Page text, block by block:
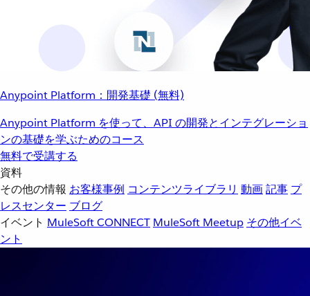
Anypoint Platform：開発基礎 (無料)
Anypoint Platform を使って、API の開発とインテグレーショ
ンの基礎を学ぶためのコース
無料で受講する
資料
その他の情報 お客様事例 コンテンツライブラリ 動画記事 プ
レスセンター ブログ
イベント MuleSoft CONNECT MuleSoft Meetup その他イベ
ント